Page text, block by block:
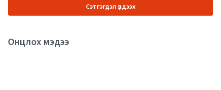
Сэтгэгдэл үлдээх
Онцлох мэдээ